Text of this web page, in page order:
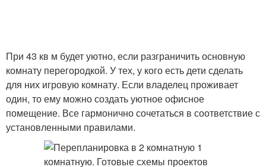
При 43 кв м будет уютно, если разграничить основную
комнату перегородкой. У тех, у кого есть дети сделать
для них игровую комнату. Если владелец проживает
один, то ему можно создать уютное офисное
помещение. Все гармонично сочетаться в соответствие с
установленными правилами.